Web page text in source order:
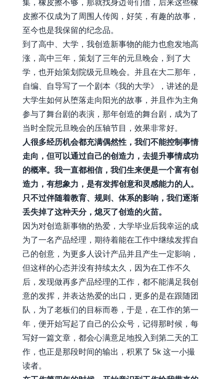
集，橡皮擦不够，那就找身边哥们借，后来这些橡
皮擦不仅成为了周围人传阅，好笑，有趣的故事，
至今也是我保留的纪念品。
到了高中、大学，我创造新事物的能力也愈发地高
涨，高中三年，策划了三年的元旦晚会，到了大
学，也开始策划院级元旦晚会。并且在大二那年，
自编、自导写了一个剧本《我的大学》，讲述的是
大学生如何从堕落走向阳光的故事，并且作为主角
参与了舞台剧的表演，那年创造的舞台剧，成为了
当时全院元旦晚会的压轴节目，效果非常好。
人很多经历机会都充满偶然性，我们不能控制事情
走向，但可以通过自己的创造力，去提升事情成功
的概率。我一直都相信，我们生来便是一个富有创
造力，有想象力，是有发挥创意和灵感能力的人。
只不过伴随着教育、规则、体系的影响，我们逐渐
丢失掉了这种天分，熄灭了创造的火苗。
因为对创造新事物的热爱，大学毕业后我幸运的成
为了一名产品经理，期待着能在工作中继续发挥自
己的创意，为更多人设计产品并且产生一定影响，
但这样的心态并没有持续太久，因为在工作不久
后，发现做再多产品经理的工作，都不能满足我创
意的发挥，并表达热爱的出口，更多的是在跟随团
队，为了老板们的目标而卷，于是，在工作的第一
年，便开始写起了自己的公众号，记得那时候，每
写好一篇文章，都会心满意足地投入到第二天的工
作，也正是那段时间的输出，积累了 5k 这一小撮
读者。